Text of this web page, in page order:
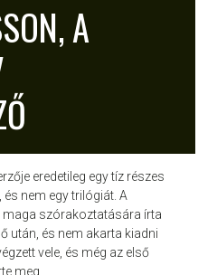
A
eredetileg egy tíz részes
nem egy trilógiát. A
maga szórakoztatására írta
után, és nem akarta kiadni
vele, és még az első
meg.